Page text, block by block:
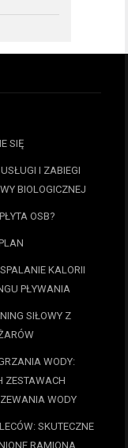
SIĘ
I ZABIEGI
BIOLOGICZNEJ
OSB?
KALORII
PŁYWANIA
SIŁOWY Z
WODY:
ZESTAWACH
WODY
SKUTECZNE
RAMIONA